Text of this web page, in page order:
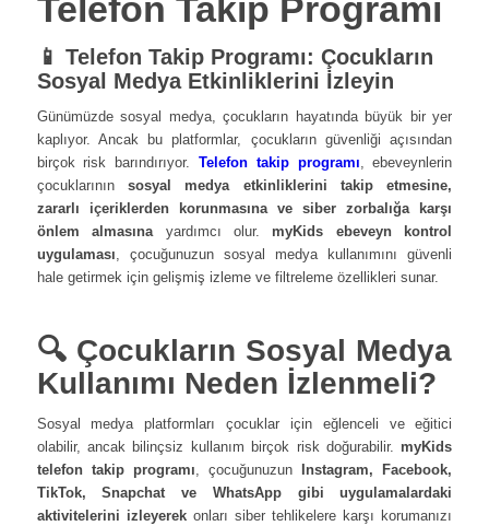
Telefon Takip Programı
📱 Telefon Takip Programı: Çocukların
Sosyal Medya Etkinliklerini İzleyin
Günümüzde sosyal medya, çocukların hayatında büyük bir yer
kaplıyor. Ancak bu platformlar, çocukların güvenliği açısından
birçok risk barındırıyor. Telefon takip programı, ebeveynlerin
çocuklarının sosyal medya etkinliklerini takip etmesine,
zararlı içeriklerden korunmasına ve siber zorbalığa karşı
önlem almasınayardımcı olur. myKids ebeveyn kontrol
uygulaması, çocuğunuzun sosyal medya kullanımını güvenli
hale getirmek için gelişmiş izleme ve filtreleme özellikleri sunar.
🔍 Çocukların Sosyal Medya
Kullanımı Neden İzlenmeli?
Sosyal medya platformları çocuklar için eğlenceli ve eğitici
olabilir, ancak bilinçsiz kullanım birçok risk doğurabilir. myKids
telefon takip programı, çocuğunuzun
Instagram, Facebook,
TikTok, Snapchat ve WhatsApp gibi uygulamalardaki
aktivitelerini izleyerekonları siber tehlikelere karşı korumanızı